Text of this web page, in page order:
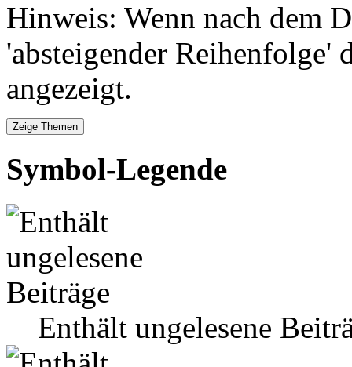
Hinweis: Wenn nach dem
'absteigender Reihenfolge'
angezeigt.
Symbol-Legende
Enthält ungelesene